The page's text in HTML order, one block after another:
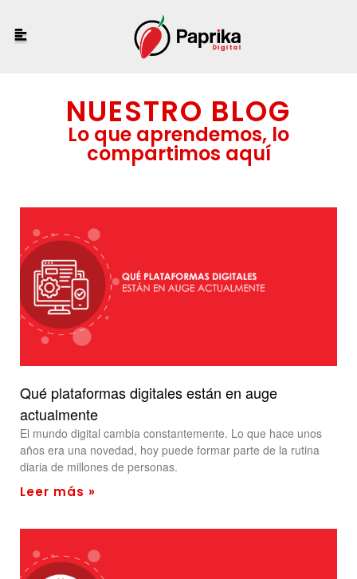
NUESTRO BLOG
Lo que aprendemos, lo
compartimos aquí
Qué plataformas digitales están en auge
actualmente
El mundo digital cambia constantemente. Lo que hace unos
años era una novedad, hoy puede formar parte de la rutina
diaria de millones de personas.
Leer más »